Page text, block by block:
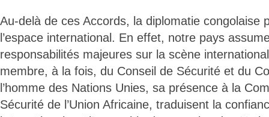
Au-delà de ces Accords, la diplomatie congolaise
l’espace international. En effet, notre pays
responsabilités majeures sur la scène
membre, à la fois, du Conseil de Sécurité et du
l’homme des Nations Unies, sa présence à la
Sécurité de l’Union Africaine, traduisent la